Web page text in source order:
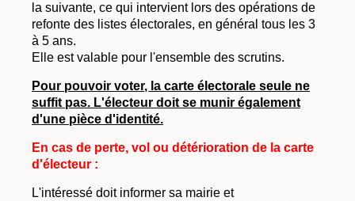
la suivante, ce qui intervient lors des opérations de
refonte des listes électorales, en général tous les 3
à 5 ans.
Elle est valable pour l'ensemble des scrutins.
Pour pouvoir voter, la carte électorale seule ne
suffit pas. L'électeur doit se munir également
d'une pièce d'identité.
En cas de perte, vol ou détérioration de la carte
d'électeur :
L'intéressé doit informer sa mairie et